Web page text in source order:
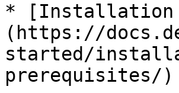
* [Installation
(https://
started/
prerequisites/)